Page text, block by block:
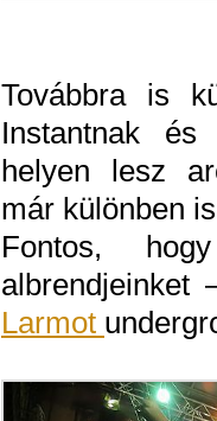
Továbbra is
Instantnak
helyen lesz
már különben
Fontos,
Larmot